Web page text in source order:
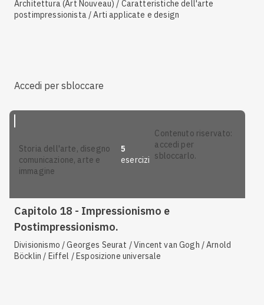
Architettura (Art Nouveau) / Caratteristiche dell'arte
postimpressionista / Arti applicate e design
Accedi per sbloccare
storia dell'arte, disegno
comunicazione, arte e
immagine
5
esercizi
contenuto riservato:
accedi per
sbloccarlo.
Capitolo 18 - Impressionismo e
Postimpressionismo.
Divisionismo / Georges Seurat / Vincent van Gogh / Arnold
Böcklin / Eiffel / Esposizione universale